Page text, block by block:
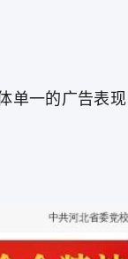
一的广告表现